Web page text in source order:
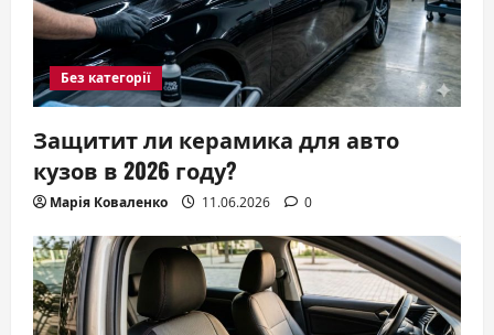
Без категорії
Защитит ли керамика для авто
кузов в 2026 году?
Марія Коваленко 11.06.2026 0